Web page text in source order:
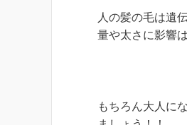
人の髪の毛は遺
量や太さに影響
もちろん大人に